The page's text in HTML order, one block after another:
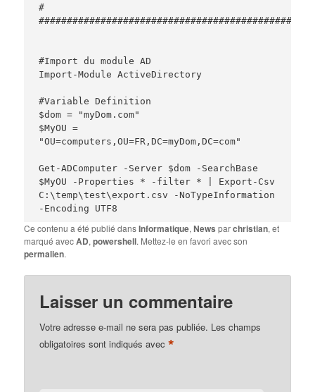
#
#Import du module AD
Import-Module ActiveDirectory
#Variable Definition
$dom = "myDom.com"
$MyOU =
"OU=computers,OU=FR,DC=myDom,DC=com"
Get-ADComputer -Server $dom -SearchBase
$MyOU -Properties * -filter * | Export-Csv
C:\temp\test\export.csv -NoTypeInformation
Ce contenu a été publié dansInformatique,News parchristian, et
marqué avecAD,powershell. Mettez-le en favori avec son
permalien.
Laisser un commentaire
Votre adresse e-mail ne sera pas publiée. Les champs
obligatoires sont indiqués avec*